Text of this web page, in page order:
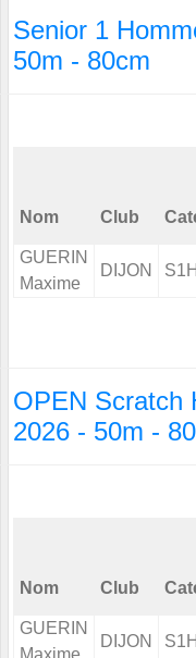
Senior 1
50m - 80cm
Nom Club
GUERIN
Maxime
DIJON
OPEN Scratch
2026 - 50m -
Nom Club
GUERIN
DIJON